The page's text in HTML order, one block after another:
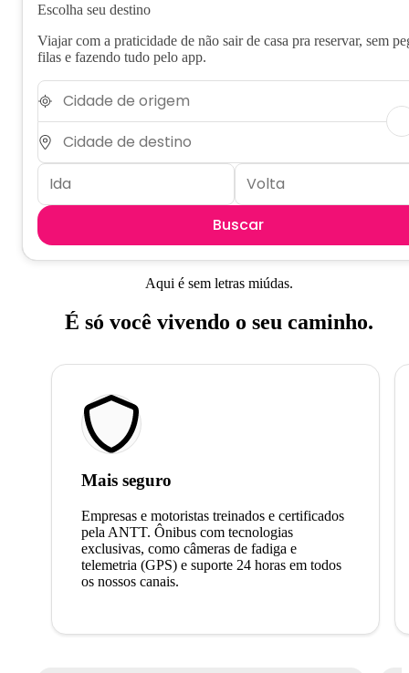
Escolha seu destino
Viajar com a praticidade de não sair de casa pra reservar, sem
filas e fazendo tudo pelo app.
Buscar
Aqui é sem letras miúdas.
É só você vivendo o seu caminho.
Mais seguro
Empresas e motoristas treinados e certificados
pela ANTT. Ônibus com tecnologias
exclusivas, como câmeras de fadiga e
telemetria (GPS) e suporte 24 horas em todos
os nossos canais.